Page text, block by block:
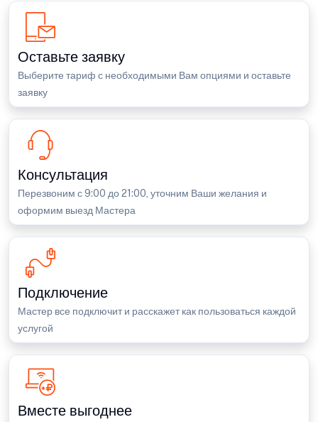
Оставьте заявку
Выберите тариф с необходимыми Вам опциями и оставьте
заявку
Консультация
Перезвоним с 9:00 до 21:00, уточним Ваши желания и
оформим выезд Мастера
Подключение
Мастер все подключит и расскажет как пользоваться каждой
услугой
Вместе выгоднее